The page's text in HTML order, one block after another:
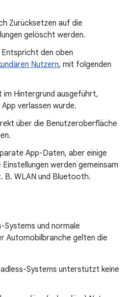
Zurücksetzen auf die
gelöscht werden.
Entspricht den oben
Nutzern, mit folgenden
im Hintergrund ausgeführt,
verlassen wurde.
über die Benutzeroberfläche
App-Daten, aber einige
werden gemeinsam
B. WLAN und Bluetooth.
Systems und normale
Automobilbranche gelten die
Systems unterstützt keine